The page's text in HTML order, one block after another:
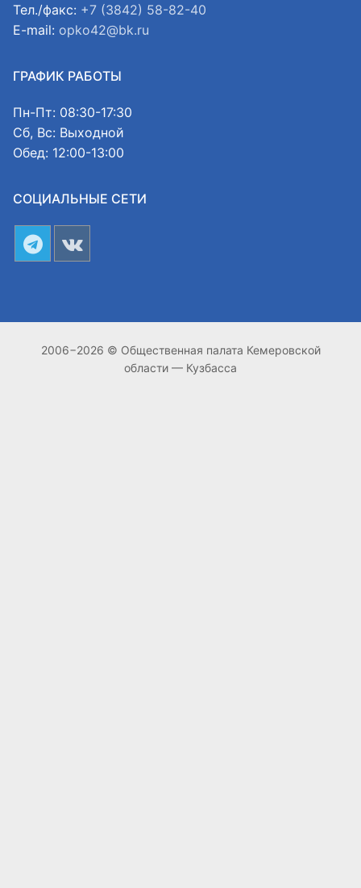
Тел./факс: +7 (3842) 58-82-40
E-mail: opko42@bk.ru
ГРАФИК РАБОТЫ
Пн-Пт: 08:30-17:30
Сб, Вс: Выходной
Обед: 12:00-13:00
СОЦИАЛЬНЫЕ СЕТИ
2006−2026 © Общественная палата Кемеровской
области — Кузбасса